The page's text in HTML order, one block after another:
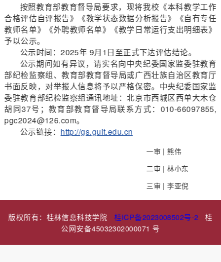
按照教育部教育督导局要求，现将我校《本科教学工作
合格评估自评报告》《教学状态数据分析报告》《自有专任
教师名单》《外聘教师名单》《教学日常运行支出明细表》
予以公示。
公示时间：2025年 9月1日至正式下达评估结论。
公示期间如有异议，请实名向中央纪委国家监委驻教育
部纪检监察组、教育部教育督导局或广西壮族自治区教育厅
书面反映，对举报人信息将予以严格保密。中央纪委国家监
委驻教育部纪检监察组通讯地址：北京市西城区西单大木仓
胡同37号；教育部教育督导局联系方式：010-66097855,
pgc2024@126.com。
公示链接： http://gs.guit.edu.cn
一审 |熊伟
二审 |林小东
三审 |李亚倪
版权所有：桂林信息科技学院桂ICP备2023008502号-2 桂
公网安备45032302000071 号